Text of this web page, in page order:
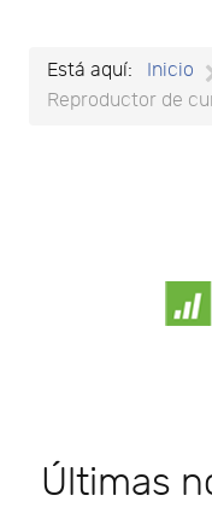
Está aquí: Inicio
Reproductor de
Últimas